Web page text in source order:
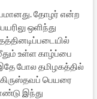
தோழர் என்ற
ஒளிந்து
உள்ள காழ்ப்பை
போல தமிழகத்தில்
பெயரை
இந்து